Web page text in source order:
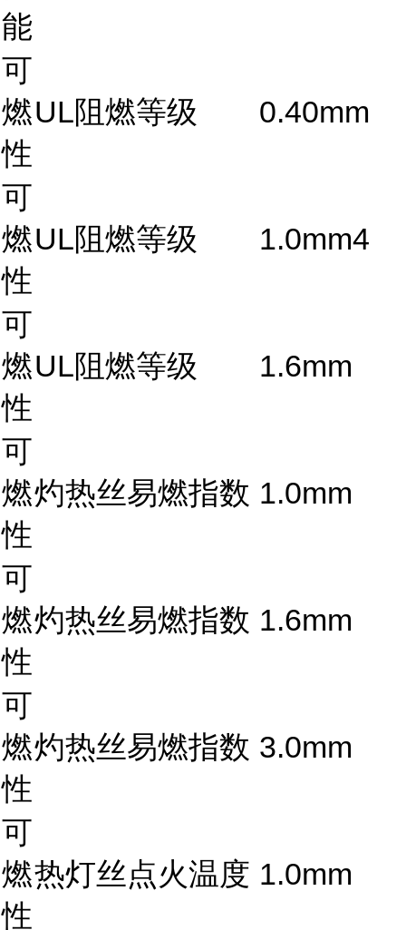
能
可
燃
性
UL阻燃等级 0.40mm
可
燃
性
UL阻燃等级 1.0mm4
可
燃
性
UL阻燃等级 1.6mm
可
燃
性
灼热丝易燃指数 1.0mm
可
燃
性
灼热丝易燃指数 1.6mm
可
燃
性
灼热丝易燃指数 3.0mm
可
燃
性
热灯丝点火温度 1.0mm